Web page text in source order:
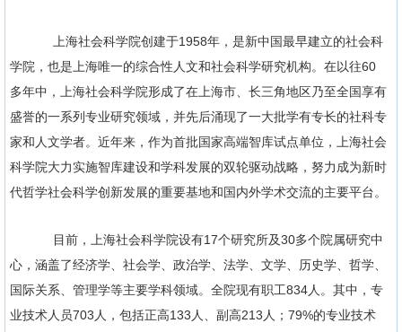
上海社会科学院创建于1958年，是新中国最早建立的社会科
学院，也是上海唯一的综合性人文和社会科学研究机构。在以往60
多年中，上海社会科学院形成了在上海市、长三角地区乃至全国享有
盛誉的一系列专业研究领域，并先后涌现了一大批学有专长的社科专
家和人文学者。近年来，作为首批国家高端智库试点单位，上海社会
科学院大力实施智库建设和学科发展的双轮驱动战略，努力成为新时
代哲学社会科学创新发展的重要基地和国内外学术交流的主要平台。
目前，上海社会科学院设有17个研究所及30多个院属研究中
心，涵盖了经济学、社会学、政治学、法学、文学、历史学、哲学、
国际关系、管理学等主要学科领域。全院现有职工834人。其中，专
业技术人员703人，包括正高133人、副高213人；79%的专业技术